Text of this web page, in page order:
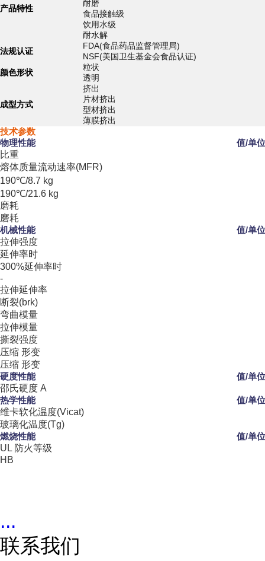
产品特性
耐磨
食品接触级
饮用水级
耐水解
法规认证
FDA(食品药品监督管理局)
NSF(美国卫生基金会食品认证)
颜色形状
粒状
透明
成型方式
挤出
片材挤出
型材挤出
薄膜挤出
技术参数
物理性能
值/单位
比重
熔体质量流动速率(MFR)
190℃/8.7 kg
190℃/21.6 kg
磨耗
磨耗
机械性能
值/单位
拉伸强度
延伸率时
300%延伸率时
-
拉伸延伸率
断裂(brk)
弯曲模量
拉伸模量
撕裂强度
压缩 形变
压缩 形变
硬度性能
值/单位
邵氏硬度 A
热学性能
值/单位
维卡软化温度(Vicat)
玻璃化温度(Tg)
燃烧性能
值/单位
UL 防火等级
HB
...
联系我们